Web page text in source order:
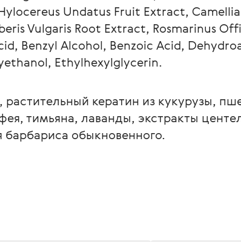
Undatus Fruit Extract, Camellia
Vulgaris Root Extract, Rosmarinus
Benzyl Alcohol, Benzoic Acid,
Ethylhexylglycerin.
растительный кератин из кукурузы,
тимьяна, лаванды, экстракты
обыкновенного.